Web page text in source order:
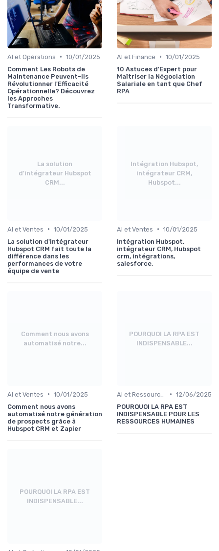
AI et Opérations • 10/01/2025
Comment Les Robots de
Maintenance Peuvent-ils
Révolutionner l'Efficacité
Opérationnelle? Découvrez
les Approches
Transformative.
AI et Finance • 10/01/2025
10 Astuces d'Expert pour
Maîtriser la Négociation
Salariale en tant que Chef
RPA
La solution
d'intégrateur Hubspot
CRM...
AI et Ventes • 10/01/2025
La solution d'intégrateur
Hubspot CRM fait toute la
différence dans les
performances de votre
équipe de vente
Intégration Hubspot,
intégrateur CRM,
Hubspot...
AI et Ventes • 10/01/2025
Intégration Hubspot,
intégrateur CRM, Hubspot
crm, intégrations,
salesforce,
Comment nous avons
automatisé notre...
AI et Ventes • 10/01/2025
Comment nous avons
automatisé notre génération
de prospects grâce à
Hubspot CRM et Zapier
POURQUOI LA RPA EST
INDISPENSABLE...
• 12/06/2025
POURQUOI LA RPA EST
INDISPENSABLE POUR LES
RESSOURCES HUMAINES
POURQUOI LA RPA EST
INDISPENSABLE...